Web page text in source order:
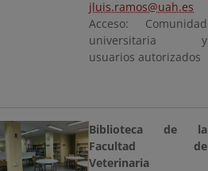
jluis.ramos@uah.es
Acceso: Comunidad
universitaria y
usuarios autorizados
Biblioteca de la
Facultad de
Veterinaria